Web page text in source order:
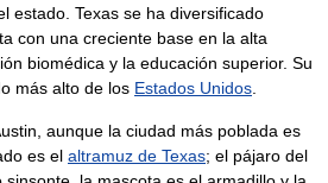
estado. Texas se ha diversificado
con una creciente base en la alta
biomédica y la educación superior. Su
más alto de los Estados Unidos
aunque la ciudad más poblada es
es el altramuz de Texas; el pájaro del